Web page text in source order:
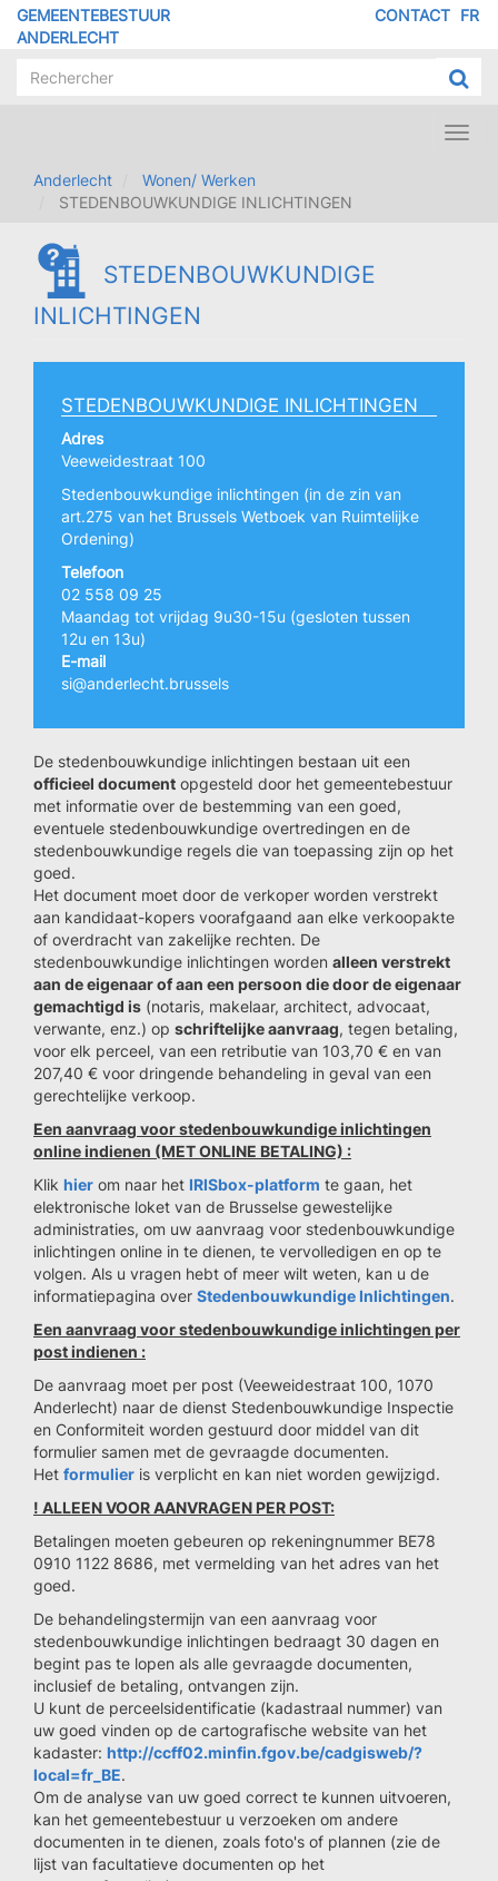
Overslaan
GEMEENTEBESTUUR
ANDERLECHT
FR
CONTACT
Anderlecht
Wonen/ Werken
STEDENBOUWKUNDIGE INLICHTINGEN
STEDENBOUWKUNDIGE
INLICHTINGEN
STEDENBOUWKUNDIGE INLICHTINGEN
Adres
Veeweidestraat 100
Stedenbouwkundige inlichtingen (in de zin van
art.275 van het Brussels Wetboek van Ruimtelijke
Ordening)
Telefoon
02 558 09 25
Maandag tot vrijdag 9u30-15u (gesloten tussen
12u en 13u)
E-mail
si@anderlecht.brussels
De stedenbouwkundige inlichtingen bestaan uit een
officieel document opgesteld door het gemeentebestuur
met informatie over de bestemming van een goed,
eventuele stedenbouwkundige overtredingen en de
stedenbouwkundige regels die van toepassing zijn op het
goed.
Het document moet door de verkoper worden verstrekt
aan kandidaat-kopers voorafgaand aan elke verkoopakte
of overdracht van zakelijke rechten. De
stedenbouwkundige inlichtingen worden alleen verstrekt
aan de eigenaar of aan een persoon die door de eigenaar
gemachtigd is (notaris, makelaar, architect, advocaat,
verwante, enz.) op schriftelijke aanvraag, tegen betaling,
voor elk perceel, van een retributie van 103,70 € en van
207,40 € voor dringende behandeling in geval van een
gerechtelijke verkoop.
Een aanvraag voor stedenbouwkundige inlichtingen
online indienen (MET ONLINE BETALING) :
Klik hier om naar het IRISbox-platform te gaan, het
elektronische loket van de Brusselse gewestelijke
administraties, om uw aanvraag voor stedenbouwkundige
inlichtingen online in te dienen, te vervolledigen en op te
volgen. Als u vragen hebt of meer wilt weten, kan u de
informatiepagina over Stedenbouwkundige Inlichtingen.
Een aanvraag voor stedenbouwkundige inlichtingen per
post indienen :
De aanvraag moet per post (Veeweidestraat 100, 1070
Anderlecht) naar de dienst Stedenbouwkundige Inspectie
en Conformiteit worden gestuurd door middel van dit
formulier samen met de gevraagde documenten.
Het formulier is verplicht en kan niet worden gewijzigd.
! ALLEEN VOOR AANVRAGEN PER POST:
Betalingen moeten gebeuren op rekeningnummer BE78
0910 1122 8686, met vermelding van het adres van het
goed.
De behandelingstermijn van een aanvraag voor
stedenbouwkundige inlichtingen bedraagt 30 dagen en
begint pas te lopen als alle gevraagde documenten,
inclusief de betaling, ontvangen zijn.
U kunt de perceelsidentificatie (kadastraal nummer) van
uw goed vinden op de cartografische website van het
kadaster: http://ccff02.minfin.fgov.be/cadgisweb/?
local=fr_BE.
Om de analyse van uw goed correct te kunnen uitvoeren,
kan het gemeentebestuur u verzoeken om andere
documenten in te dienen, zoals foto's of plannen (zie de
lijst van facultatieve documenten op het